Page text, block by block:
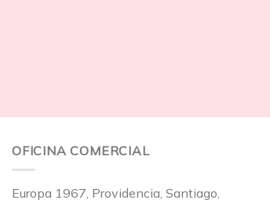
OFICINA COMERCIAL
Europa 1967, Providencia, Santiago,